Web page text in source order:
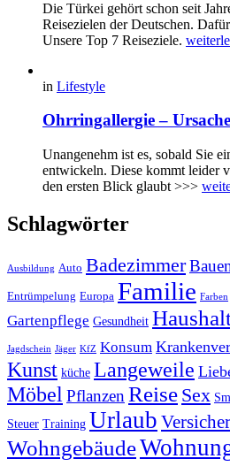
Die Türkei gehört schon seit
Reisezielen der Deutschen.
Unsere Top 7 Reiseziele.
in Lifestyle
Ohrringallergie –
Unangenehm ist es, sobald Sie
entwickeln. Diese kommt leider
den ersten Blick glaubt >>>
Schlagwörter
Ausbildung Auto Badezimmer
Entrümpelung Europa Familie Farben
Gartenpflege Gesundheit
Jagdschein Jäger KfZ Konsum
Kunst küche Langeweile
Möbel Pflanzen Reise Sex
Steuer Training Urlaub
Wohngebäude